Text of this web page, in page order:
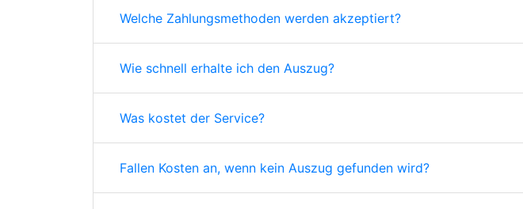
Welche Zahlungsmethoden werden akzeptiert?
Wie schnell erhalte ich den Auszug?
Was kostet der Service?
Fallen Kosten an, wenn kein Auszug gefunden wird?